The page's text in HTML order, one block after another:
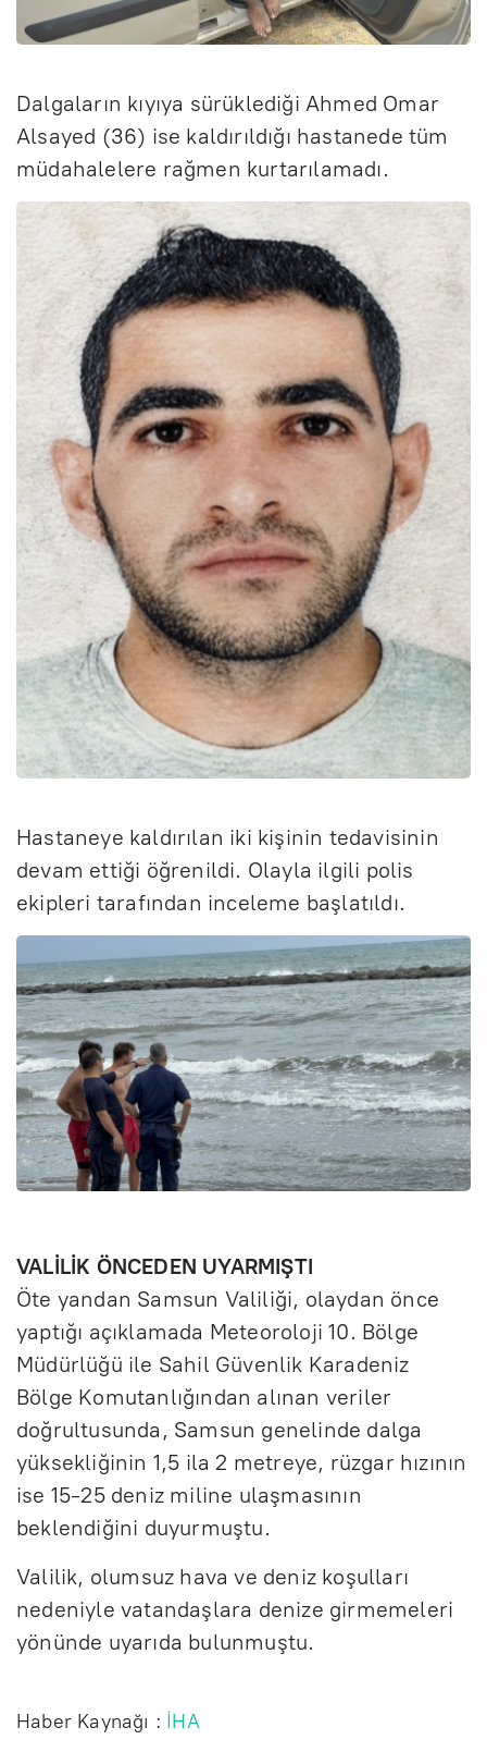
Dalgaların kıyıya sürüklediği Ahmed Omar
Alsayed (36) ise kaldırıldığı hastanede tüm
müdahalelere rağmen kurtarılamadı.
Hastaneye kaldırılan iki kişinin tedavisinin
devam ettiği öğrenildi. Olayla ilgili polis
ekipleri tarafından inceleme başlatıldı.
VALİLİK ÖNCEDEN UYARMIŞTI
Öte yandan Samsun Valiliği, olaydan önce
yaptığı açıklamada Meteoroloji 10. Bölge
Müdürlüğü ile Sahil Güvenlik Karadeniz
Bölge Komutanlığından alınan veriler
doğrultusunda, Samsun genelinde dalga
yüksekliğinin 1,5 ila 2 metreye, rüzgar hızının
ise 15-25 deniz miline ulaşmasının
beklendiğini duyurmuştu.
Valilik, olumsuz hava ve deniz koşulları
nedeniyle vatandaşlara denize girmemeleri
yönünde uyarıda bulunmuştu.
Haber Kaynağı : İHA